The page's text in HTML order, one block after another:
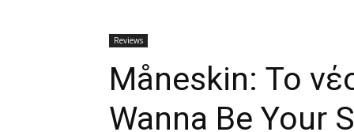
Reviews
Måneskin: Το
Wanna Be Your